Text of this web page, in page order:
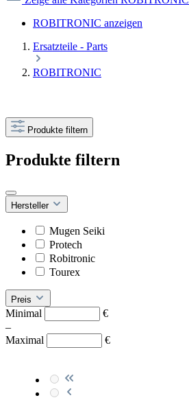
ROBITRONIC anzeigen
Ersatzteile - Parts
ROBITRONIC
Produkte filtern
Produkte filtern
Hersteller
Mugen Seiki
Protech
Robitronic
Tourex
Preis
Minimal
€
–
Maximal
€